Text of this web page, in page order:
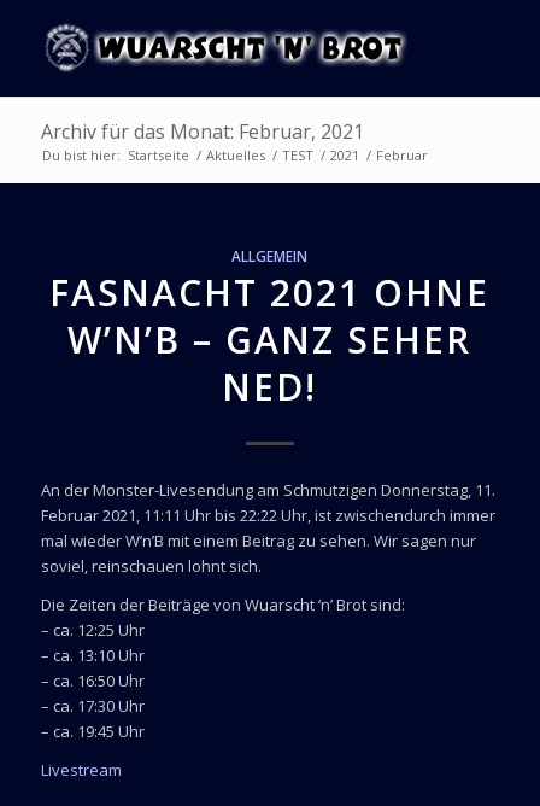
Archiv für das Monat: Februar, 2021
Du bist hier: Startseite / Aktuelles / TEST / 2021 / Februar
ALLGEMEIN
FASNACHT 2021 OHNE
W’N’B – GANZ SEHER
NED!
An der Monster-Livesendung am Schmutzigen Donnerstag, 11.
Februar 2021, 11:11 Uhr bis 22:22 Uhr, ist zwischendurch immer
mal wieder W’n’B mit einem Beitrag zu sehen. Wir sagen nur
soviel, reinschauen lohnt sich.
Die Zeiten der Beiträge von Wuarscht ‘n’ Brot sind:
– ca. 12:25 Uhr
– ca. 13:10 Uhr
– ca. 16:50 Uhr
– ca. 17:30 Uhr
– ca. 19:45 Uhr
Livestream